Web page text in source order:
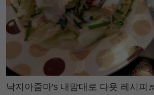
낙지아줌마's 내맘대로 다욧 레시피♬